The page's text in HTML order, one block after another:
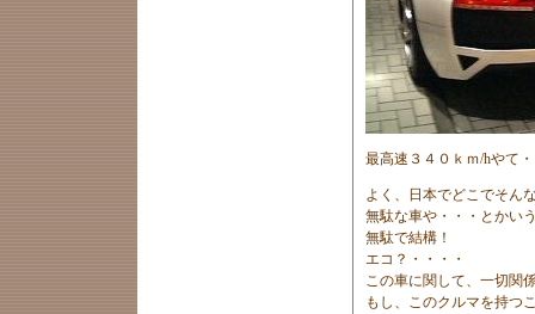
最高速３４０ｋｍ/hやて
よく、日本でどこでそん
無駄な車や・・・とかい
無駄で結構！
エコ？・・・・
この車に関して、一切関
もし、このクルマを持つ